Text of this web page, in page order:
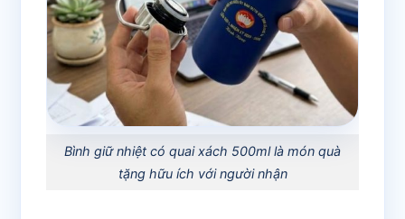
Bình giữ nhiệt có quai xách 500ml là món quà
tặng hữu ích với người nhận